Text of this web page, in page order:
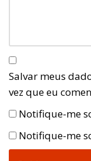
Salvar meus
vez que eu
Notifique-me
Notifique-me